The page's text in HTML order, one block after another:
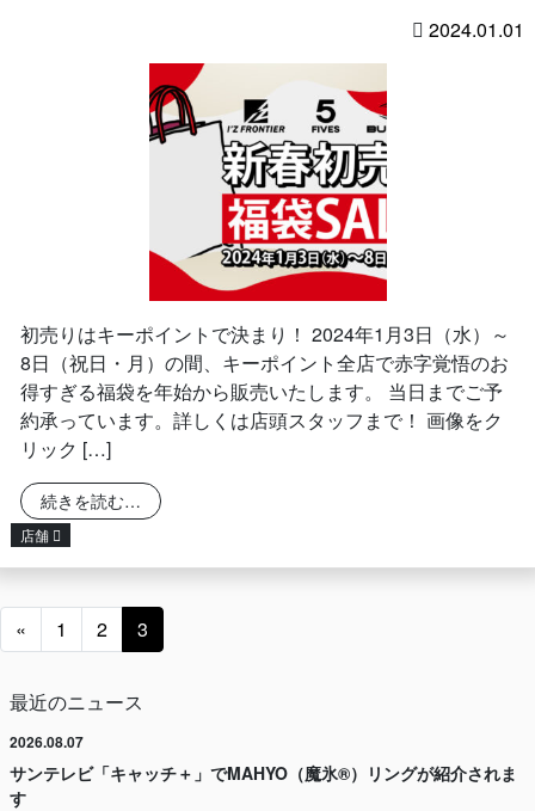
2024.01.01
初売りはキーポイントで決まり！ 2024年1月3日（水）～
8日（祝日・月）の間、キーポイント全店で赤字覚悟のお
得すぎる福袋を年始から販売いたします。 当日までご予
約承っています。詳しくは店頭スタッフまで！ 画像をク
リック […]
続きを読む… from 2024年初売り福袋販売のお知らせ
店舗
投稿ナビゲーション
« 1 2 3
最近のニュース
2026.08.07
サンテレビ「キャッチ＋」でMAHYO（魔氷®）リングが紹介されま
す